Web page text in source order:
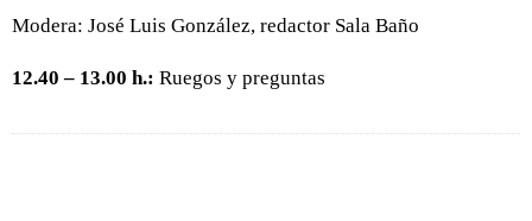
Modera: José Luis González, redactor Sala Baño
12.40 – 13.00 h.: Ruegos y preguntas